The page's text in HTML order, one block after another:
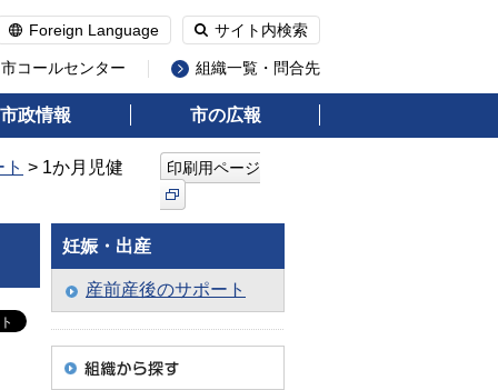
Foreign Language サイト内検索
コールセンター 組織一覧・問合先
市政情報 市の広報
> 1か月児健 印刷用ページ
妊娠・出産
産前産後のサポート